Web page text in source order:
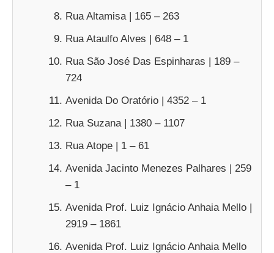
Rua Altamisa | 165 – 263
Rua Ataulfo Alves | 648 – 1
Rua São José Das Espinharas | 189 –
724
Avenida Do Oratório | 4352 – 1
Rua Suzana | 1380 – 1107
Rua Atope | 1 – 61
Avenida Jacinto Menezes Palhares | 259
– 1
Avenida Prof. Luiz Ignácio Anhaia Mello |
2919 – 1861
Avenida Prof. Luiz Ignácio Anhaia Mello